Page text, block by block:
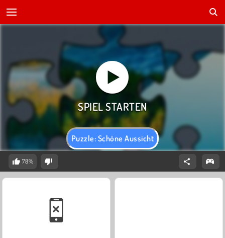
Puzzle: Schöne Aussicht
78%